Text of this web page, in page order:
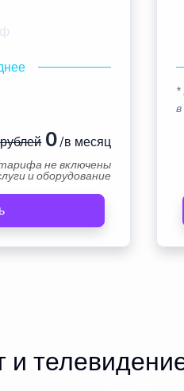
0/в месяц
не включены
и оборудование
*